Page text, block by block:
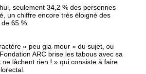
seulement 34,2 % des personnes
un chiffre encore très éloigné des
65 %.
« peu gla-mour » du sujet, ou
ARC brise les tabous avec sa
lâchent rien ! » qui consiste à faire